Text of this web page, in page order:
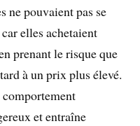
ne pouvaient pas se
elles achetaient
prenant le risque que
à un prix plus élevé.
et entraîne